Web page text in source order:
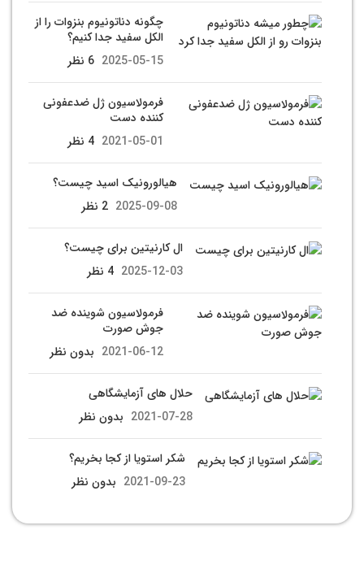
چگونه دناتونیوم بنزوات را از
الکل سفید جدا کنیم؟
2025-05-15 6 نظر
فرمولاسیون ژل ضدعفونی
کننده دست
2021-05-01 4 نظر
هیالورونیک اسید چیست؟
2025-09-08 2 نظر
ال کارنیتین برای چیست؟
2025-12-03 4 نظر
فرمولاسیون شوینده ضد
جوش صورت
2021-06-12 بدون نظر
حلال های آزمایشگاهی
2021-07-28 بدون نظر
شکر استویا از کجا بخریم؟
2021-09-23 بدون نظر